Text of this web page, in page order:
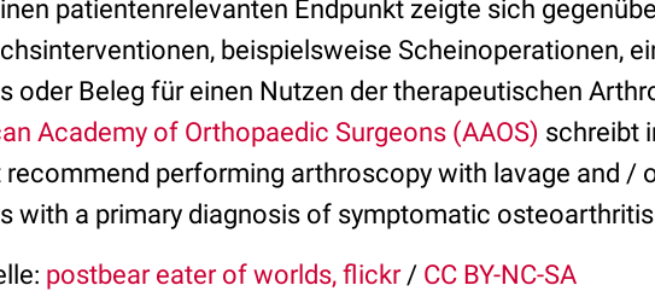
patientenrelevanten Endpunkt zeigte sich
beispielsweise Scheinoperationen,
oder Beleg für einen Nutzen der therapeutischen
Academy of Orthopaedic Surgeons (AAOS) schreibt
recommend performing arthroscopy with lavage and /
with a primary diagnosis of symptomatic osteoarthritis
postbear eater of worlds, flickr/ CC BY-NC-SA